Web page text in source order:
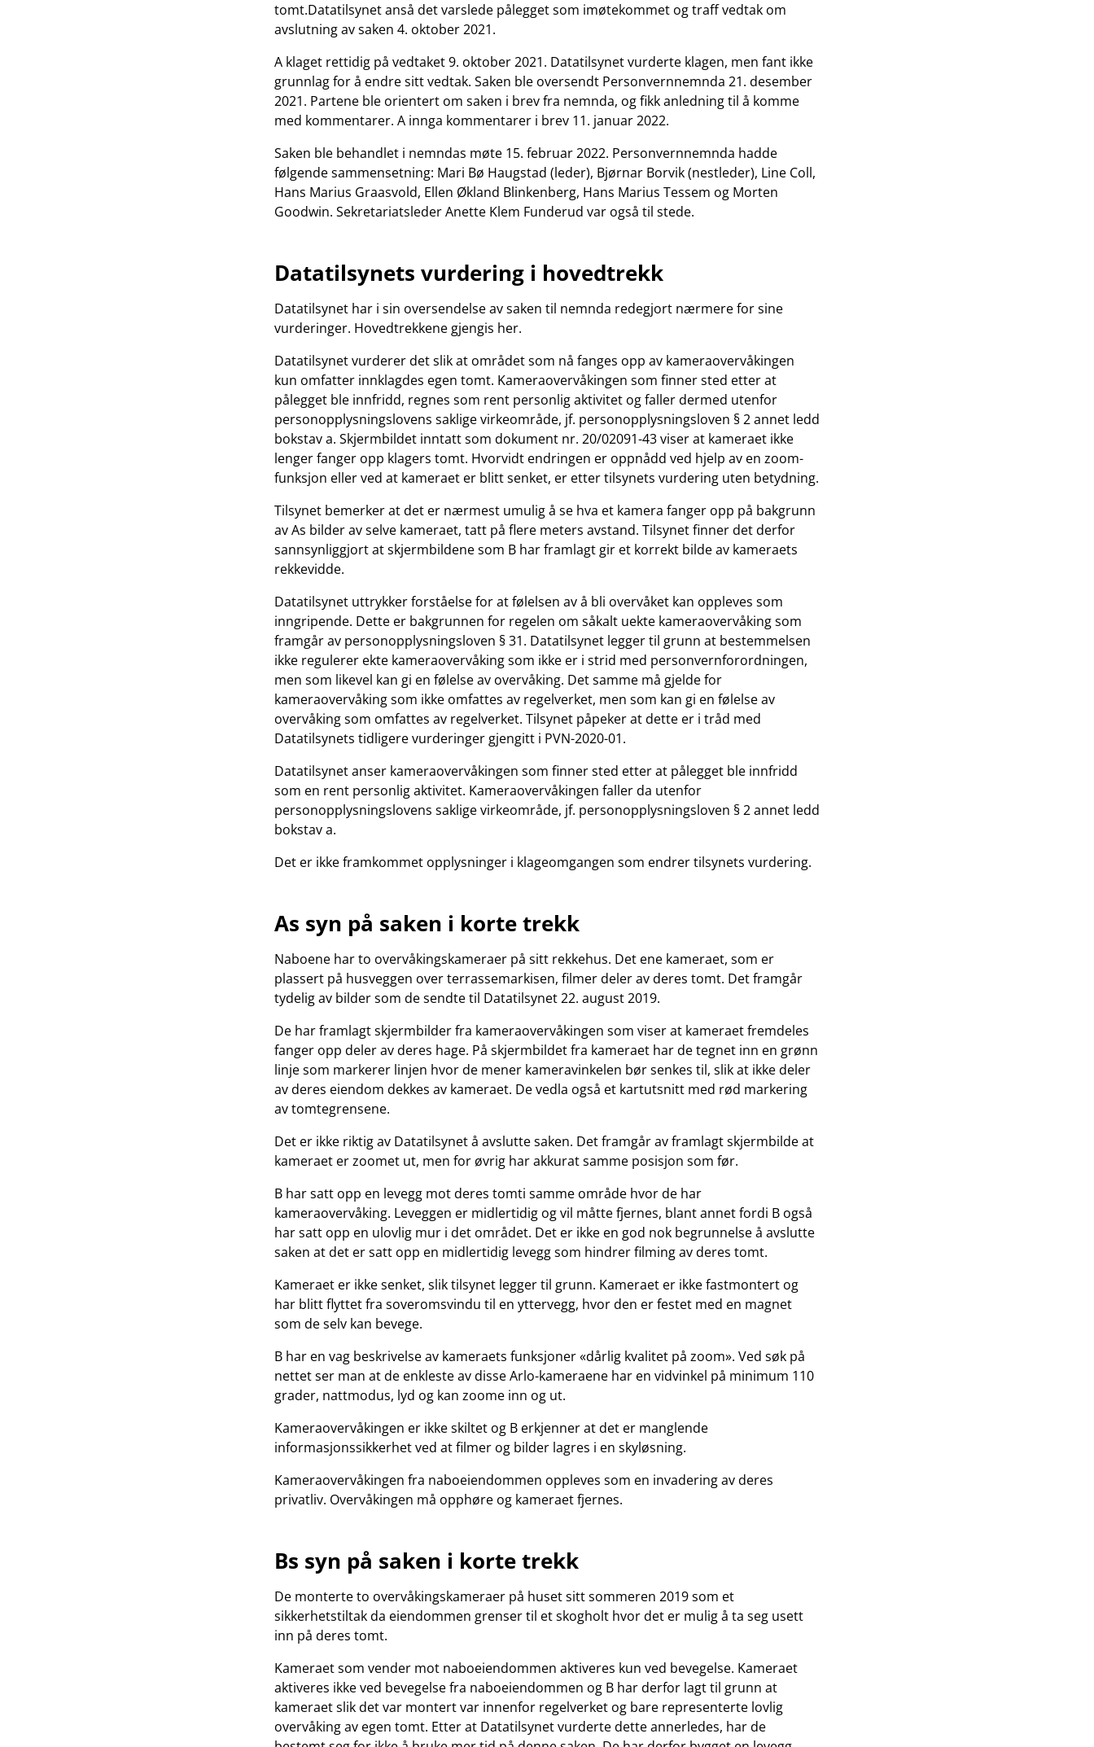
tomt.Datatilsynet anså det varslede pålegget som imøtekommet og traff vedtak om
avslutning av saken 4. oktober 2021.
A klaget rettidig på vedtaket 9. oktober 2021. Datatilsynet vurderte klagen, men fant ikke
grunnlag for å endre sitt vedtak. Saken ble oversendt Personvernnemnda 21. desember
2021. Partene ble orientert om saken i brev fra nemnda, og fikk anledning til å komme
med kommentarer. A innga kommentarer i brev 11. januar 2022.
Saken ble behandlet i nemndas møte 15. februar 2022. Personvernnemnda hadde
følgende sammensetning: Mari Bø Haugstad (leder), Bjørnar Borvik (nestleder), Line Coll,
Hans Marius Graasvold, Ellen Økland Blinkenberg, Hans Marius Tessem og Morten
Goodwin. Sekretariatsleder Anette Klem Funderud var også til stede.
Datatilsynets vurdering i hovedtrekk
Datatilsynet har i sin oversendelse av saken til nemnda redegjort nærmere for sine
vurderinger. Hovedtrekkene gjengis her.
Datatilsynet vurderer det slik at området som nå fanges opp av kameraovervåkingen
kun omfatter innklagdes egen tomt. Kameraovervåkingen som finner sted etter at
pålegget ble innfridd, regnes som rent personlig aktivitet og faller dermed utenfor
personopplysningslovens saklige virkeområde, jf. personopplysningsloven § 2 annet ledd
bokstav a. Skjermbildet inntatt som dokument nr. 20/02091-43 viser at kameraet ikke
lenger fanger opp klagers tomt. Hvorvidt endringen er oppnådd ved hjelp av en zoom-
funksjon eller ved at kameraet er blitt senket, er etter tilsynets vurdering uten betydning.
Tilsynet bemerker at det er nærmest umulig å se hva et kamera fanger opp på bakgrunn
av As bilder av selve kameraet, tatt på flere meters avstand. Tilsynet finner det derfor
sannsynliggjort at skjermbildene som B har framlagt gir et korrekt bilde av kameraets
rekkevidde.
Datatilsynet uttrykker forståelse for at følelsen av å bli overvåket kan oppleves som
inngripende. Dette er bakgrunnen for regelen om såkalt uekte kameraovervåking som
framgår av personopplysningsloven § 31. Datatilsynet legger til grunn at bestemmelsen
ikke regulerer ekte kameraovervåking som ikke er i strid med personvernforordningen,
men som likevel kan gi en følelse av overvåking. Det samme må gjelde for
kameraovervåking som ikke omfattes av regelverket, men som kan gi en følelse av
overvåking som omfattes av regelverket. Tilsynet påpeker at dette er i tråd med
Datatilsynets tidligere vurderinger gjengitt i PVN-2020-01.
Datatilsynet anser kameraovervåkingen som finner sted etter at pålegget ble innfridd
som en rent personlig aktivitet. Kameraovervåkingen faller da utenfor
personopplysningslovens saklige virkeområde, jf. personopplysningsloven § 2 annet ledd
bokstav a.
Det er ikke framkommet opplysninger i klageomgangen som endrer tilsynets vurdering.
As syn på saken i korte trekk
Naboene har to overvåkingskameraer på sitt rekkehus. Det ene kameraet, som er
plassert på husveggen over terrassemarkisen, filmer deler av deres tomt. Det framgår
tydelig av bilder som de sendte til Datatilsynet 22. august 2019.
De har framlagt skjermbilder fra kameraovervåkingen som viser at kameraet fremdeles
fanger opp deler av deres hage. På skjermbildet fra kameraet har de tegnet inn en grønn
linje som markerer linjen hvor de mener kameravinkelen bør senkes til, slik at ikke deler
av deres eiendom dekkes av kameraet. De vedla også et kartutsnitt med rød markering
av tomtegrensene.
Det er ikke riktig av Datatilsynet å avslutte saken. Det framgår av framlagt skjermbilde at
kameraet er zoomet ut, men for øvrig har akkurat samme posisjon som før.
B har satt opp en levegg mot deres tomti samme område hvor de har
kameraovervåking. Leveggen er midlertidig og vil måtte fjernes, blant annet fordi B også
har satt opp en ulovlig mur i det området. Det er ikke en god nok begrunnelse å avslutte
saken at det er satt opp en midlertidig levegg som hindrer filming av deres tomt.
Kameraet er ikke senket, slik tilsynet legger til grunn. Kameraet er ikke fastmontert og
har blitt flyttet fra soveromsvindu til en yttervegg, hvor den er festet med en magnet
som de selv kan bevege.
B har en vag beskrivelse av kameraets funksjoner «dårlig kvalitet på zoom». Ved søk på
nettet ser man at de enkleste av disse Arlo-kameraene har en vidvinkel på minimum 110
grader, nattmodus, lyd og kan zoome inn og ut.
Kameraovervåkingen er ikke skiltet og B erkjenner at det er manglende
informasjonssikkerhet ved at filmer og bilder lagres i en skyløsning.
Kameraovervåkingen fra naboeiendommen oppleves som en invadering av deres
privatliv. Overvåkingen må opphøre og kameraet fjernes.
Bs syn på saken i korte trekk
De monterte to overvåkingskameraer på huset sitt sommeren 2019 som et
sikkerhetstiltak da eiendommen grenser til et skogholt hvor det er mulig å ta seg usett
inn på deres tomt.
Kameraet som vender mot naboeiendommen aktiveres kun ved bevegelse. Kameraet
aktiveres ikke ved bevegelse fra naboeiendommen og B har derfor lagt til grunn at
kameraet slik det var montert var innenfor regelverket og bare representerte lovlig
overvåking av egen tomt. Etter at Datatilsynet vurderte dette annerledes, har de